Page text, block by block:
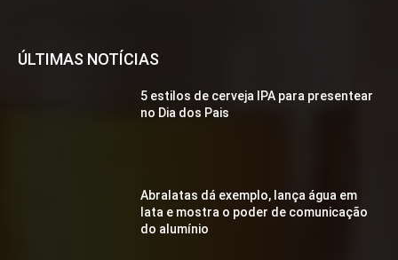
ÚLTIMAS NOTÍCIAS
5 estilos de cerveja IPA para presentear
no Dia dos Pais
Abralatas dá exemplo, lança água em
lata e mostra o poder de comunicação
do alumínio